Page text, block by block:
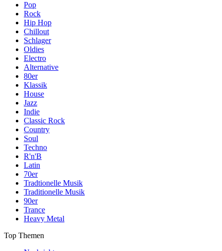
Pop
Rock
Hip Hop
Chillout
Schlager
Oldies
Electro
Alternative
80er
Klassik
House
Jazz
Indie
Classic Rock
Country
Soul
Techno
R'n'B
Latin
70er
Tradtionelle Musik
Traditionelle Musik
90er
Trance
Heavy Metal
Top Themen